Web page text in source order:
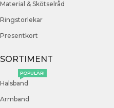
Material & Skötselråd
Ringstorlekar
Presentkort
SORTIMENT
Halsband
POPULÄR!
Armband